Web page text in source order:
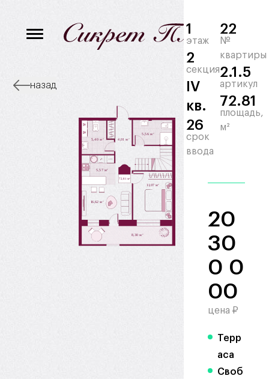
назад
1
этаж
2
секция
IV
кв.
26
срок
ввода
22
№
квартиры
2.1.5
артикул
72.81
площадь,
м²
20
30
0 0
00
цена ₽
Терр
аса
Своб